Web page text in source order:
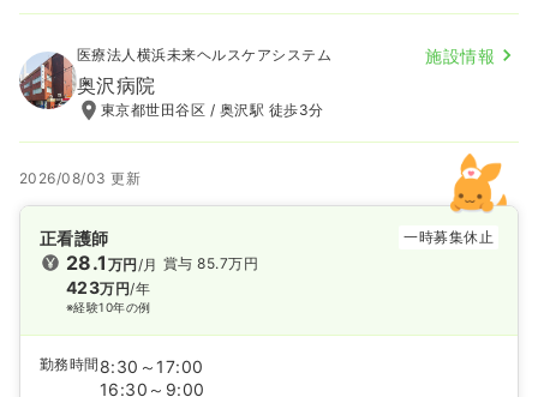
医療法人横浜未来ヘルスケアシステム 施設情報
奥沢病院
東京都世田谷区 / 奥沢駅 徒歩3分
2026/08/03 更新
正看護師 一時募集休止
28.1 万円/月
423万円/年
※経験10年の例
賞与 85.7万円
勤務時間 8:30～17:00
16:30～9:00